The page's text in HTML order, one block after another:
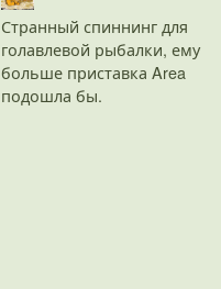
Странный спиннинг для
голавлевой рыбалки, ему
больше приставка Area
подошла бы.